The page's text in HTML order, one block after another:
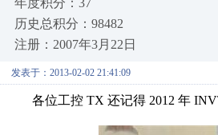
年度积分：37
历史总积分：98482
注册：2007年3月22日
发表于：2013-02-02 21:41:09
各位工控 TX 还记得 2012 年